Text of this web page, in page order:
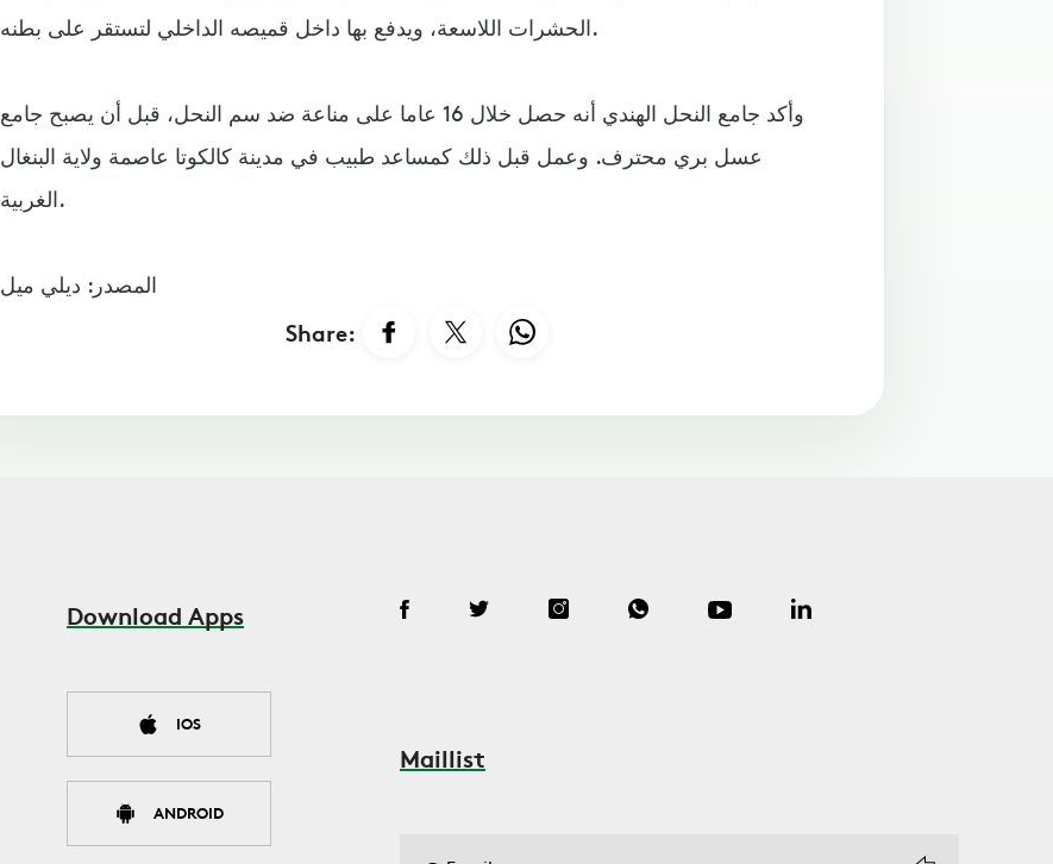
الحشرات اللاسعة، ويدفع بها داخل قميصه الداخلي لتستقر على بطنه.
وأكد جامع النحل الهندي أنه حصل خلال 16 عاما على مناعة ضد سم النحل، قبل أن يصبح جامع
عسل بري محترف. وعمل قبل ذلك كمساعد طبيب في مدينة كالكوتا عاصمة ولاية البنغال
الغربية.
المصدر: ديلي ميل
Share:
Download Apps
IOS
ANDROID
Maillist